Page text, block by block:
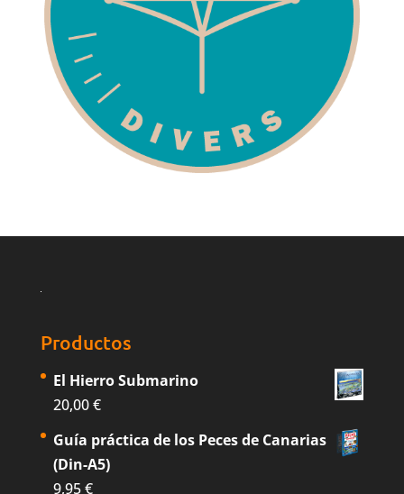
Productos
El Hierro Submarino
20,00€
Guía práctica de los Peces de Canarias
(Din-A5)
9,95€